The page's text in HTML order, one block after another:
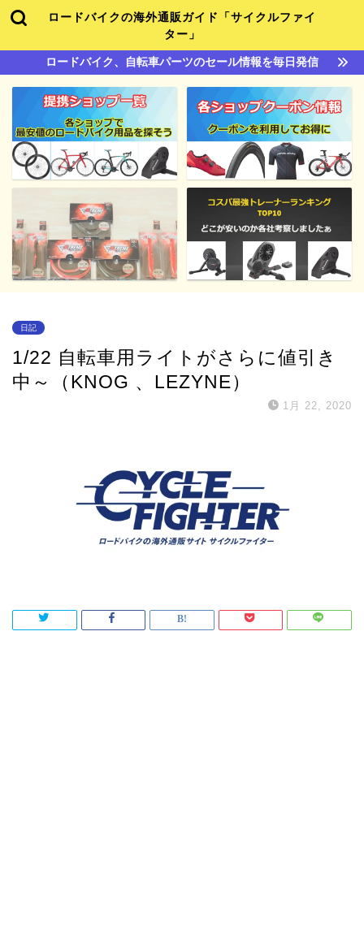
ロードバイクの海外通販ガイド「サイクルファイ
ター」
ロードバイク、自転車パーツのセール情報を毎日発信
日記
1/22 自転車用ライトがさらに値引き
中～（KNOG 、LEZYNE）
1月 22, 2020